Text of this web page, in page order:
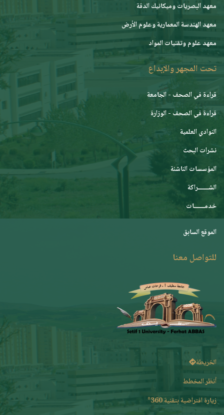
معهد البصريات وميكانيك الدقة
معهد الهندسة المعمارية وعلوم الأرض
معهد علوم وتقنيات المواد
تحت المجهر والإبداع
قراءة في الصحف - الجامعة
قراءة في الصحف - الوزارة
النوادي العلمية
نشرات البحث
المؤسسات الناشئة
الشـــــــراكة
خدمـــــــات
الموقع السابق
للتواصل معنا
الخريطة
أنظر المخطط
زيارة افتراضية بتقنية 360°